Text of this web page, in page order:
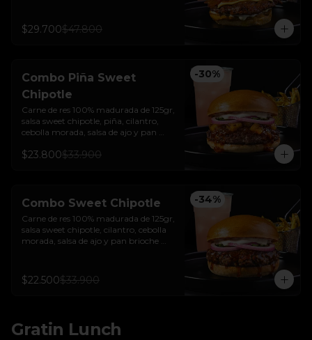
$29.700$47.800
-30%
Combo Piña Sweet
Chipotle
Carne de res 100% madurada de 125gr,
salsa sweet chipotle, piña, cilantro,
cebolla morada, salsa de ajo y pan
casa.
$23.800$33.900
-34%
Combo Sweet Chipotle
Carne de res 100% madurada de 125gr,
salsa sweet chipotle, cilantro, cebolla
morada, salsa de ajo y pan brioche
$22.500$33.900
Gratin Lunch